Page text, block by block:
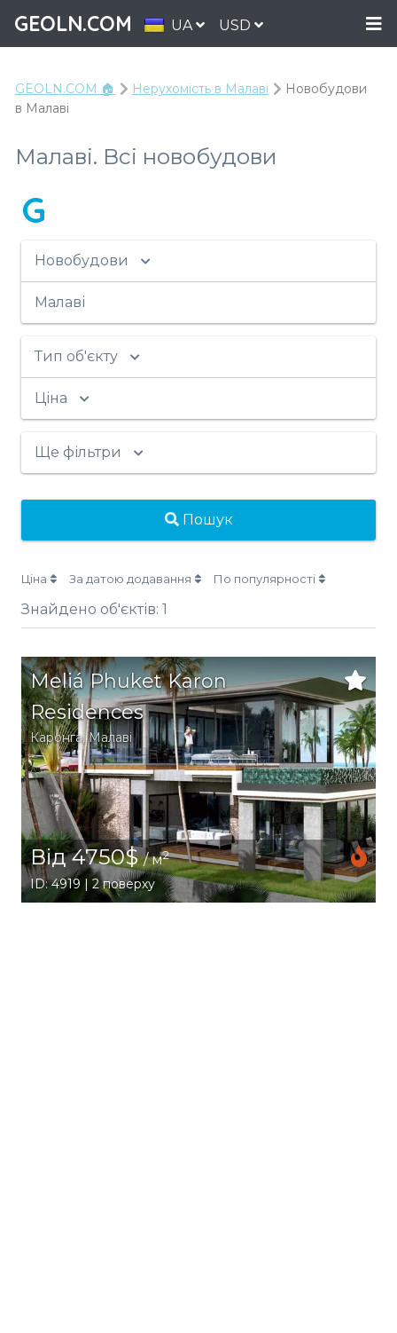
GEOLN.COM UA USD
GEOLN.COM 🏠 Нерухомість в Малаві
Новобудови
в Малаві
Малаві. Всі новобудови
G
Новобудови
Малаві
Тип об'єкту
Ціна
Ще фільтри
Пошук
Ціна За датою додавання По популярності
Знайдено об'єктів: 1
Meliá Phuket Karon
Residences
Каронга, Малаві
Від 4750$/ м2
ID: 4919 | 2 поверху